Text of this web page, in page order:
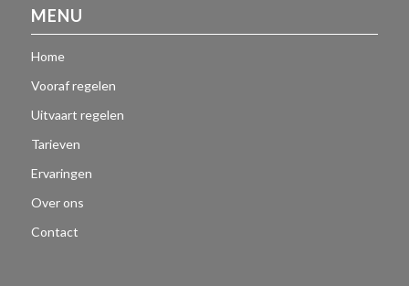
MENU
Home
Vooraf regelen
Uitvaart regelen
Tarieven
Ervaringen
Over ons
Contact